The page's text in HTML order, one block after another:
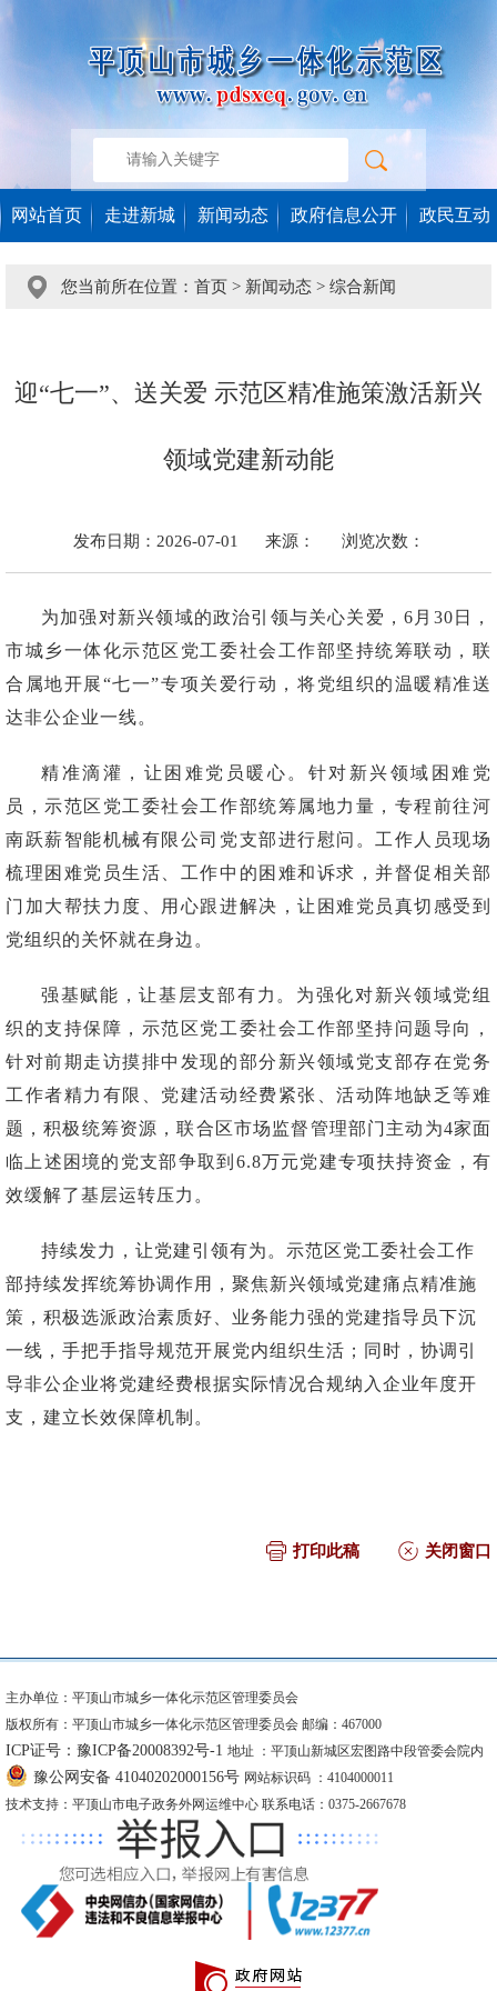
网站首页 走进新城 新闻动态 政府信息公开 政民互动
您当前所在位置： 首页 > 新闻动态 > 综合新闻
迎“七一”、送关爱 示范区精准施策激活新兴
领域党建新动能
发布日期：2026-07-01 来源： 浏览次数：
为加强对新兴领域的政治引领与关心关爱，6月30日，
市城乡一体化示范区党工委社会工作部坚持统筹联动，联
合属地开展“七一”专项关爱行动，将党组织的温暖精准送
达非公企业一线。
精准滴灌，让困难党员暖心。针对新兴领域困难党
员，示范区党工委社会工作部统筹属地力量，专程前往河
南跃薪智能机械有限公司党支部进行慰问。工作人员现场
梳理困难党员生活、工作中的困难和诉求，并督促相关部
门加大帮扶力度、用心跟进解决，让困难党员真切感受到
党组织的关怀就在身边。
强基赋能，让基层支部有力。为强化对新兴领域党组
织的支持保障，示范区党工委社会工作部坚持问题导向，
针对前期走访摸排中发现的部分新兴领域党支部存在党务
工作者精力有限、党建活动经费紧张、活动阵地缺乏等难
题，积极统筹资源，联合区市场监督管理部门主动为4家面
临上述困境的党支部争取到6.8万元党建专项扶持资金，有
效缓解了基层运转压力。
持续发力，让党建引领有为。示范区党工委社会工作
部持续发挥统筹协调作用，聚焦新兴领域党建痛点精准施
策，积极选派政治素质好、业务能力强的党建指导员下沉
一线，手把手指导规范开展党内组织生活；同时，协调引
导非公企业将党建经费根据实际情况合规纳入企业年度开
支，建立长效保障机制。
打印此稿 关闭窗口
主办单位：平顶山市城乡一体化示范区管理委员会
版权所有：平顶山市城乡一体化示范区管理委员会 邮编：467000
ICP证号：豫ICP备20008392号-1 地址 ：平顶山新城区宏图路中段管委会院内
豫公网安备 41040202000156号 网站标识码 ：4104000011
技术支持：平顶山市电子政务外网运维中心 联系电话：0375-2667678